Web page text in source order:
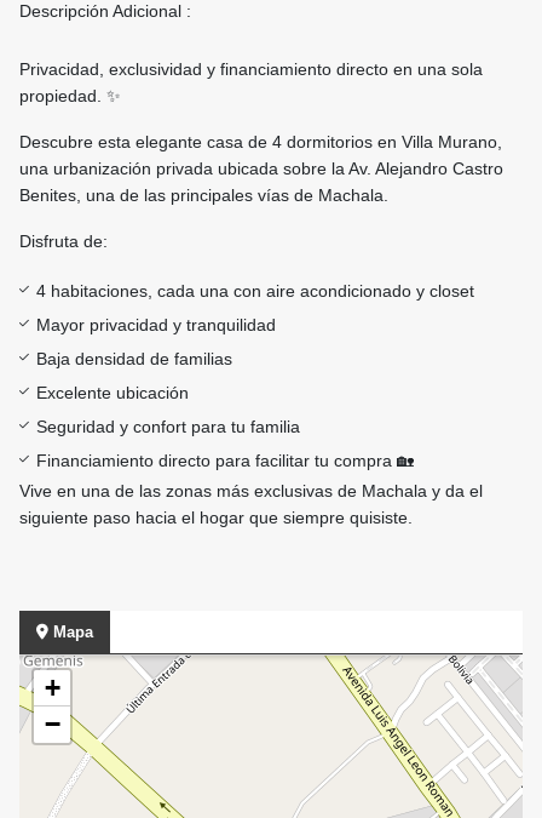
Descripción Adicional :
Privacidad, exclusividad y financiamiento directo en una sola
propiedad. ✨
Descubre esta elegante casa de 4 dormitorios en Villa Murano,
una urbanización privada ubicada sobre la Av. Alejandro Castro
Benites, una de las principales vías de Machala.
Disfruta de:
4 habitaciones, cada una con aire acondicionado y closet
Mayor privacidad y tranquilidad
Baja densidad de familias
Excelente ubicación
Seguridad y confort para tu familia
Financiamiento directo para facilitar tu compra 🏡
Vive en una de las zonas más exclusivas de Machala y da el
siguiente paso hacia el hogar que siempre quisiste.
Mapa
+
−